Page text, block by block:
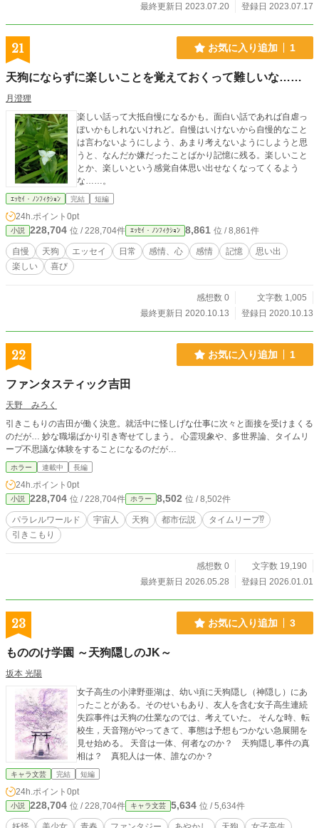
最終更新日 2023.07.20
登録日 2023.07.17
21 お気に入り追加 1
天狗にならずに楽しいことを覚えておくって難しいな……
月澄狸
楽しい話って大抵自慢になるかも。面白い話であれば自虐っ
ぽいかもしれないけれど。自慢はいけないから自慢的なこと
は言わないようにしよう、あまり考えないようにしようと思
うと、なんだか嫌だったことばかり記憶に残る。楽しいこと
とか、楽しいという感覚自体思い出せなくなってくるよう
な……。
ｴｯｾｲ・ﾉﾝﾌｨｸｼｮﾝ 完結 短編
24h.ポイント 0pt
小説 228,704 位 / 228,704件 ｴｯｾｲ・ﾉﾝﾌｨｸｼｮﾝ 8,861 位 / 8,861件
自慢 天狗 エッセイ 日常 感情、心 感情 記憶
思い出
楽しい
喜び
感想数 0
文字数 1,005
最終更新日 2020.10.13
登録日 2020.10.13
22 お気に入り追加 1
ファンタスティック吉田
天野 みろく
引きこもりの吉田が働く決意。就活中に怪しげな仕事に次々と面接を受けまくる
のだが… 妙な職場ばかり引き寄せてしまう。 心霊現象や、多世界論、タイムリ
ープ不思議な体験をすることになるのだが…
ホラー 連載中 長編
24h.ポイント 0pt
小説 228,704 位 / 228,704件 ホラー 8,502 位 / 8,502件
パラレルワールド 宇宙人 天狗 都市伝説
タイムリープ⁉︎
引きこもり
感想数 0
文字数 19,190
最終更新日 2026.05.28
登録日 2026.01.01
23 お気に入り追加 3
もののけ学園 ～天狗隠しのJK～
坂本 光陽
女子高生の小津野亜湖は、幼い頃に天狗隠し（神隠し）にあ
ったことがある。そのせいもあり、友人を含む女子高生連続
失踪事件は天狗の仕業なのでは、考えていた。 そんな時、転
校生，天音翔がやってきて、事態は予想もつかない急展開を
見せ始める。 天音は一体、何者なのか？ 天狗隠し事件の真
相は？ 真犯人は一体、誰なのか？
キャラ文芸 完結 短編
24h.ポイント 0pt
小説 228,704 位 / 228,704件 キャラ文芸 5,634 位 / 5,634件